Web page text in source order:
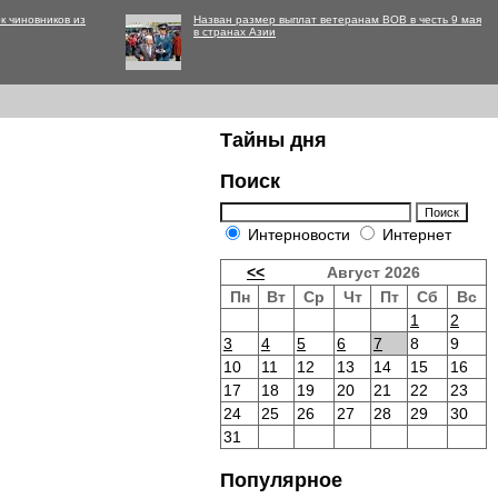
чиновников из
Назван размер выплат ветеранам ВОВ в честь 9 мая
в странах Азии
Тайны дня
Поиск
Интерновости Интернет
<<
Август 2026
Пн
Вт Ср Чт Пт Сб
Вс
1
2
3
4 5 6 7 8
9
10
11 12 13 14 15
16
17
18 19 20 21 22
23
24
25 26 27 28 29
30
31
Популярное